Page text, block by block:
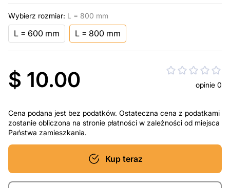
Wybierz rozmiar: L = 800 mm
L = 600 mm L = 800 mm
$ 10.00 opinie 0
Cena podana jest bez podatków. Ostateczna cena z podatkami
zostanie obliczona na stronie płatności w zależności od miejsca
Państwa zamieszkania.
Kup teraz